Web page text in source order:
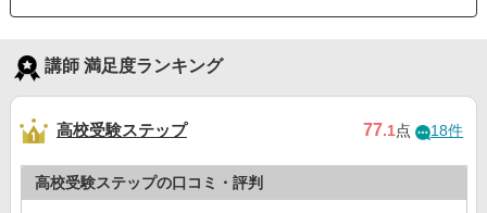
講師 満足度ランキング
高校受験ステップ 77.1点 18件
高校受験ステップの口コミ・評判